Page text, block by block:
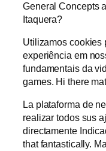
General Concepts
Itaquera?
Utilizamos cookies
experiência em
fundamentais da
games. Hi there
La plataforma de
realizar todos sus
directamente
that fantastically.